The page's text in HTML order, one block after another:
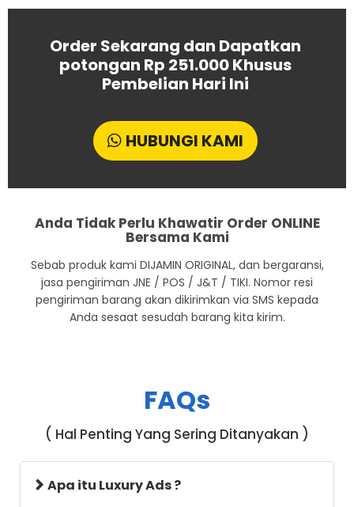
Order Sekarang dan Dapatkan
potongan Rp 251.000 Khusus
Pembelian Hari Ini
HUBUNGI KAMI
Anda Tidak Perlu Khawatir Order ONLINE
Bersama Kami
Sebab produk kami DIJAMIN ORIGINAL, dan bergaransi,
jasa pengiriman JNE / POS / J&T / TIKI. Nomor resi
pengiriman barang akan dikirimkan via SMS kepada
Anda sesaat sesudah barang kita kirim.
FAQs
( Hal Penting Yang Sering Ditanyakan )
Apa itu Luxury Ads ?